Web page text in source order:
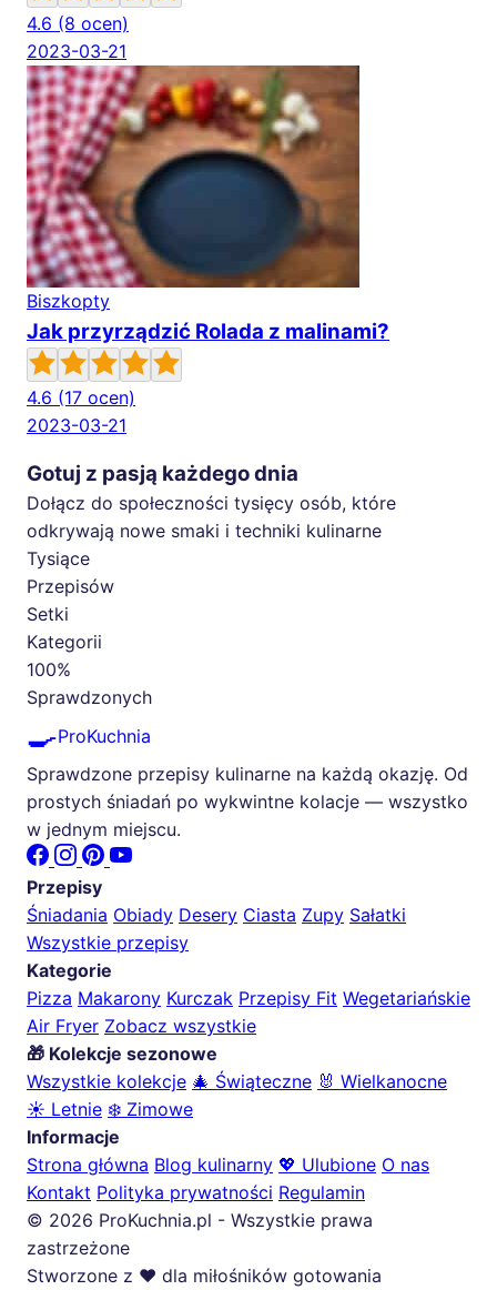
4.6 (8 ocen)
2023-03-21
Biszkopty
Jak przyrządzić Rolada z malinami?
4.6 (17 ocen)
2023-03-21
Gotuj z pasją każdego dnia
Dołącz do społeczności tysięcy osób, które
odkrywają nowe smaki i techniki kulinarne
Tysiące
Przepisów
Setki
Kategorii
100%
Sprawdzonych
🍳ProKuchnia
Sprawdzone przepisy kulinarne na każdą okazję. Od
prostych śniadań po wykwintne kolacje — wszystko
w jednym miejscu.
Przepisy
Śniadania Obiady Desery Ciasta Zupy Sałatki
Wszystkie przepisy
Kategorie
Pizza Makarony Kurczak Przepisy Fit Wegetariańskie
Air Fryer Zobacz wszystkie
🎁 Kolekcje sezonowe
Wszystkie kolekcje 🎄 Świąteczne 🐰 Wielkanocne
☀️ Letnie ❄️ Zimowe
Informacje
Strona główna Blog kulinarny 💖 Ulubione O nas
Kontakt Polityka prywatności Regulamin
© 2026 ProKuchnia.pl - Wszystkie prawa
zastrzeżone
Stworzone z ❤️ dla miłośników gotowania